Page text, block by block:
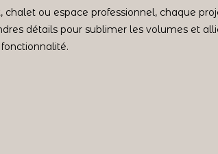
chalet ou espace professionnel, chaque
détails pour sublimer les volumes et